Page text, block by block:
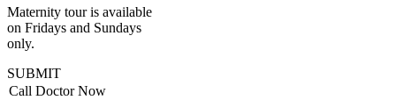
Maternity tour is available
on Fridays and Sundays
only.
SUBMIT
Call Doctor Now